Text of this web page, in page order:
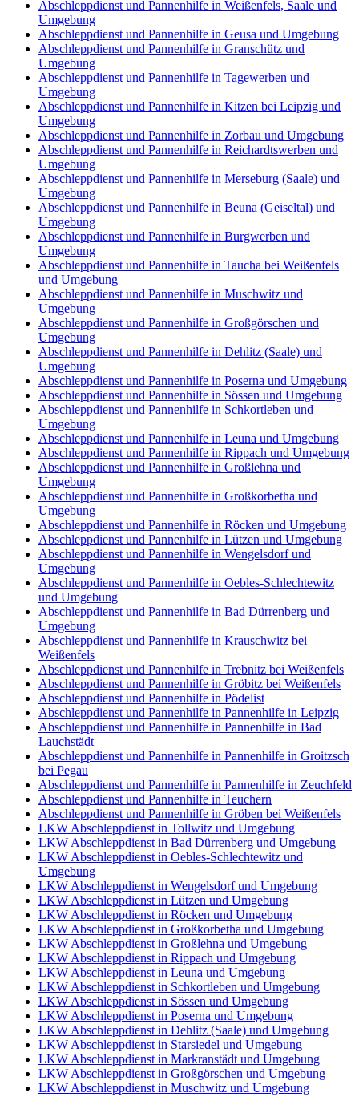
Abschleppdienst und Pannenhilfe in Weißenfels, Saale und
Umgebung
Abschleppdienst und Pannenhilfe in Geusa und Umgebung
Abschleppdienst und Pannenhilfe in Granschütz und
Umgebung
Abschleppdienst und Pannenhilfe in Tagewerben und
Umgebung
Abschleppdienst und Pannenhilfe in Kitzen bei Leipzig und
Umgebung
Abschleppdienst und Pannenhilfe in Zorbau und Umgebung
Abschleppdienst und Pannenhilfe in Reichardtswerben und
Umgebung
Abschleppdienst und Pannenhilfe in Merseburg (Saale) und
Umgebung
Abschleppdienst und Pannenhilfe in Beuna (Geiseltal) und
Umgebung
Abschleppdienst und Pannenhilfe in Burgwerben und
Umgebung
Abschleppdienst und Pannenhilfe in Taucha bei Weißenfels
und Umgebung
Abschleppdienst und Pannenhilfe in Muschwitz und
Umgebung
Abschleppdienst und Pannenhilfe in Großgörschen und
Umgebung
Abschleppdienst und Pannenhilfe in Dehlitz (Saale) und
Umgebung
Abschleppdienst und Pannenhilfe in Poserna und Umgebung
Abschleppdienst und Pannenhilfe in Sössen und Umgebung
Abschleppdienst und Pannenhilfe in Schkortleben und
Umgebung
Abschleppdienst und Pannenhilfe in Leuna und Umgebung
Abschleppdienst und Pannenhilfe in Rippach und Umgebung
Abschleppdienst und Pannenhilfe in Großlehna und
Umgebung
Abschleppdienst und Pannenhilfe in Großkorbetha und
Umgebung
Abschleppdienst und Pannenhilfe in Röcken und Umgebung
Abschleppdienst und Pannenhilfe in Lützen und Umgebung
Abschleppdienst und Pannenhilfe in Wengelsdorf und
Umgebung
Abschleppdienst und Pannenhilfe in Oebles-Schlechtewitz
und Umgebung
Abschleppdienst und Pannenhilfe in Bad Dürrenberg und
Umgebung
Abschleppdienst und Pannenhilfe in Krauschwitz bei
Weißenfels
Abschleppdienst und Pannenhilfe in Trebnitz bei Weißenfels
Abschleppdienst und Pannenhilfe in Gröbitz bei Weißenfels
Abschleppdienst und Pannenhilfe in Pödelist
Abschleppdienst und Pannenhilfe in Pannenhilfe in Leipzig
Abschleppdienst und Pannenhilfe in Pannenhilfe in Bad
Lauchstädt
Abschleppdienst und Pannenhilfe in Pannenhilfe in Groitzsch
bei Pegau
Abschleppdienst und Pannenhilfe in Pannenhilfe in Zeuchfeld
Abschleppdienst und Pannenhilfe in Teuchern
Abschleppdienst und Pannenhilfe in Gröben bei Weißenfels
LKW Abschleppdienst in Tollwitz und Umgebung
LKW Abschleppdienst in Bad Dürrenberg und Umgebung
LKW Abschleppdienst in Oebles-Schlechtewitz und
Umgebung
LKW Abschleppdienst in Wengelsdorf und Umgebung
LKW Abschleppdienst in Lützen und Umgebung
LKW Abschleppdienst in Röcken und Umgebung
LKW Abschleppdienst in Großkorbetha und Umgebung
LKW Abschleppdienst in Großlehna und Umgebung
LKW Abschleppdienst in Rippach und Umgebung
LKW Abschleppdienst in Leuna und Umgebung
LKW Abschleppdienst in Schkortleben und Umgebung
LKW Abschleppdienst in Sössen und Umgebung
LKW Abschleppdienst in Poserna und Umgebung
LKW Abschleppdienst in Dehlitz (Saale) und Umgebung
LKW Abschleppdienst in Starsiedel und Umgebung
LKW Abschleppdienst in Markranstädt und Umgebung
LKW Abschleppdienst in Großgörschen und Umgebung
LKW Abschleppdienst in Muschwitz und Umgebung